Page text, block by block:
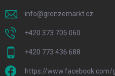
info@grenzemarkt.cz
+420 373 705 060
+420 773 436 688
https://